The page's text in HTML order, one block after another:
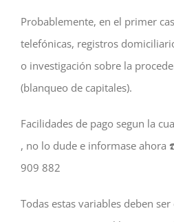
Probablemente, en el primer
telefónicas, registros
o investigación sobre la
(blanqueo de capitales).
Facilidades de pago segun la
, no lo dude e informase ahora
909 882
Todas estas variables deben